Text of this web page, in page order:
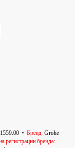
1559.00 Бренд Grohe
регистрации бренда